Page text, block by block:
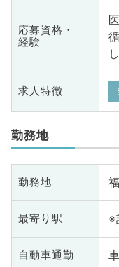
応募資格・
経験
求人特徴
勤務地
勤務地
最寄り駅 ※
自動車通勤